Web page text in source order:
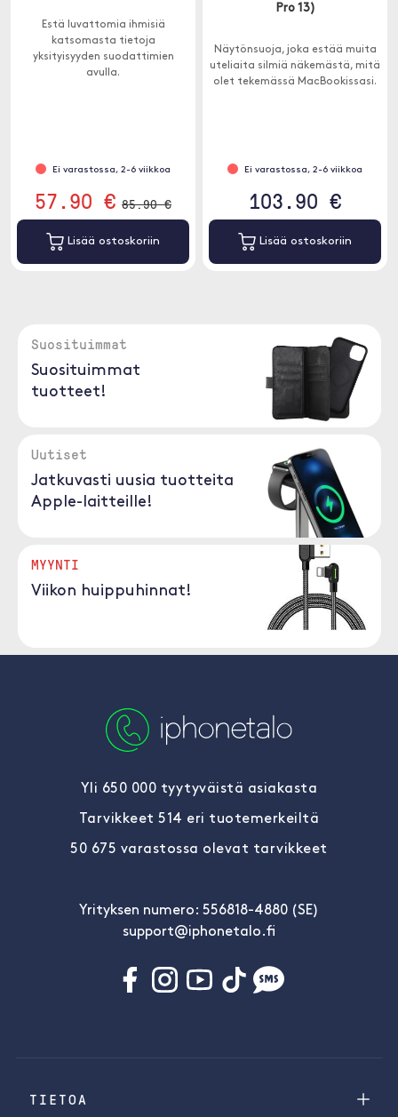
Estä luvattomia ihmisiä
katsomasta tietoja
yksityisyyden suodattimien
avulla.
Ei varastossa, 2-6 viikkoa
57.90 € 85.90 €
Lisää ostoskoriin
Pro 13)
Näytönsuoja, joka estää muita
uteliaita silmiä näkemästä, mitä
olet tekemässä MacBookissasi.
Ei varastossa, 2-6 viikkoa
103.90 €
Lisää ostoskoriin
Suosituimmat
Suosituimmat
tuotteet!
Uutiset
Jatkuvasti uusia tuotteita
Apple-laitteille!
MYYNTI
Viikon huippuhinnat!
Yli 650 000 tyytyväistä asiakasta
Tarvikkeet 514 eri tuotemerkeiltä
50 675 varastossa olevat tarvikkeet
Yrityksen numero: 556818-4880 (SE)
support@iphonetalo.fi
TIETOA